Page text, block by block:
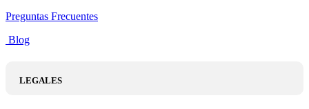
Preguntas Frecuentes
Blog
LEGALES